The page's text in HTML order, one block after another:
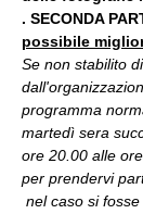
. SECONDA
possibile
Se non stabilito
programma
martedì sera
ore 20.00 alle
per prendervi